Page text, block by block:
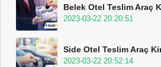
Belek Otel Teslim Araç
2023-03-22 20:20:51
Side Otel Teslim Araç
2023-03-22 20:52:14